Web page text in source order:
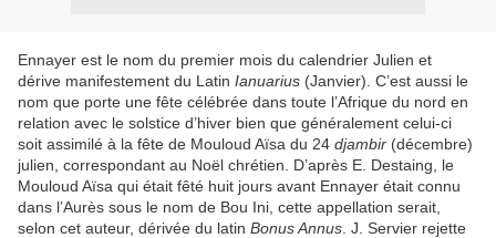
Ennayer est le nom du premier mois du calendrier Julien et
dérive manifestement du Latin Ianuarius (Janvier). C’est aussi le
nom que porte une fête célébrée dans toute l’Afrique du nord en
relation avec le solstice d’hiver bien que généralement celui-ci
soit assimilé à la fête de Mouloud Aïsa du 24 djambir (décembre)
julien, correspondant au Noël chrétien. D’après E. Destaing, le
Mouloud Aïsa qui était fêté huit jours avant Ennayer était connu
dans l’Aurès sous le nom de Bou Ini, cette appellation serait,
selon cet auteur, dérivée du latin Bonus Annus . J. Servier rejette